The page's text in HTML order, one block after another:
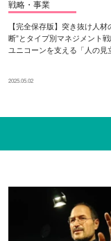
戦略・事業
【完全保存版】突き抜け人材
断”とタイプ別マネジメント
ユニコーンを支える「人の見
2025.05.02